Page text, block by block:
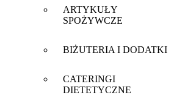
ARTYKUŁY
SPOŻYWCZE
BIŻUTERIA I DODATKI
CATERINGI
DIETETYCZNE